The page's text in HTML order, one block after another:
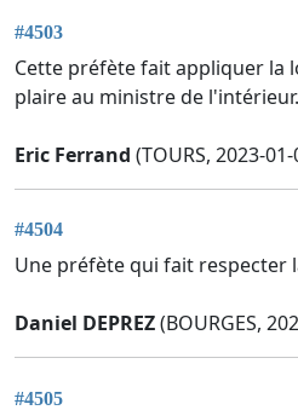
#4503
Cette préfète fait appliquer la
plaire au ministre de l'intérieur.
Eric Ferrand (TOURS, 2023-
#4504
Une préfète qui fait respecter
Daniel DEPREZ(BOURGES,
#4505